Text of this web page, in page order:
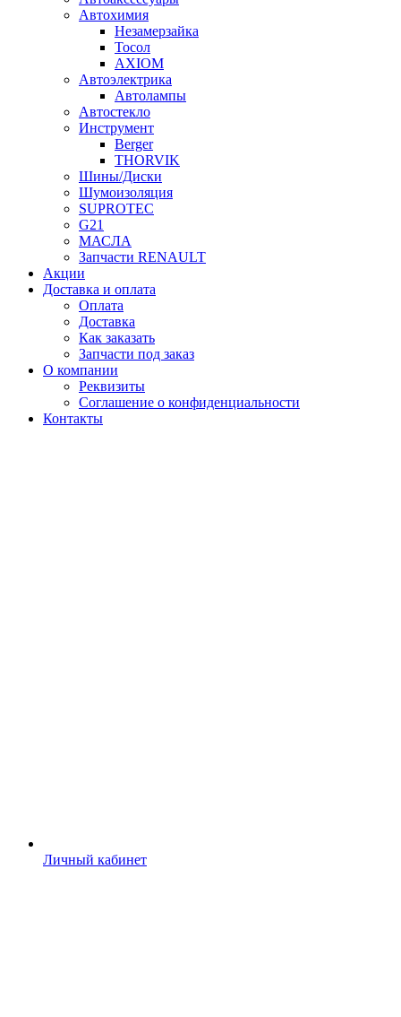
Автохимия
Незамерзайка
Тосол
AXIOM
Автоэлектрика
Автолампы
Автостекло
Инструмент
Berger
THORVIK
Шины/Диски
Шумоизоляция
SUPROTEC
G21
МАСЛА
Запчасти RENAULT
Акции
Доставка и оплата
Оплата
Доставка
Как заказать
Запчасти под заказ
О компании
Реквизиты
Соглашение о конфиденциальности
Контакты
Личный кабинет